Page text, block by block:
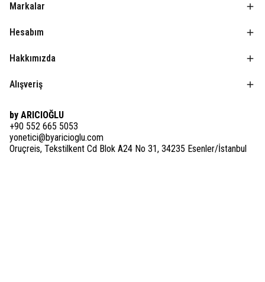
Markalar
Hesabım
Hakkımızda
Alışveriş
by ARICIOĞLU
+90 552 665 5053
yonetici@byaricioglu.com
Oruçreis, Tekstilkent Cd Blok A24 No 31, 34235 Esenler/İstanbul